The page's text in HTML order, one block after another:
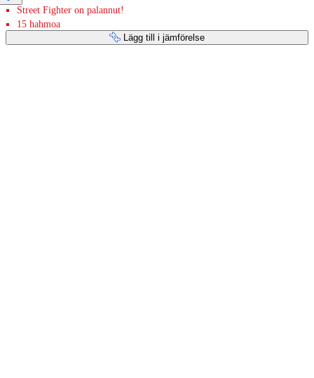
Street Fighter on palannut!
15 hahmoa
Lägg till i jämförelse